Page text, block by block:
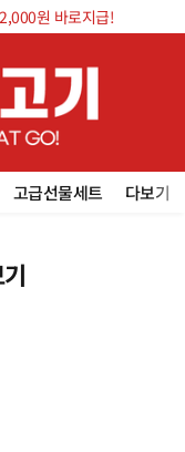
원 바로지급!
고급선물세트 다보기